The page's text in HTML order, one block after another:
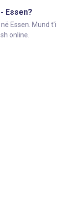
Essen?
Essen. Mund t'i
online.